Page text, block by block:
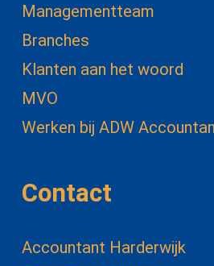
Managementteam
Branches
Klanten aan het woord
MVO
Werken bij ADW
Contact
Accountant Harderwijk